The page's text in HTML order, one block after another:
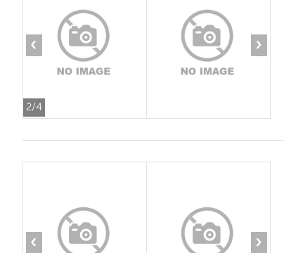
2/4
‹ ›
‹ ›